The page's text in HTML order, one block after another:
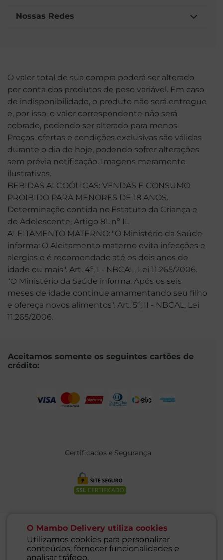
O Mambo Delivery utiliza cookies
Utilizamos cookies para personalizar
conteúdos, fornecer funcionalidades e
analisar tráfego.
Nossas Redes
O valor total de sua compra poderá ser alterado
por conta dos produtos de peso variável. Em caso
de indisponibilidade, o produto não será entregue
e, por isso, o valor correspondente não será
cobrado, podendo ser alterado para menos.
Preços, ofertas e condições exclusivas são válidas
durante o dia de hoje, podendo sofrer alterações
sem prévia notificação. Imagens meramente
ilustrativas.
BEBIDAS ALCOÓLICAS: VENDAS E CONSUMO
PROIBIDO PARA MENORES DE 18 ANOS.
Determinação contida no Estatuto da Criança e
do Adolescente, Artigo 81. nº II.
ALEITAMENTO MATERNO: "O Ministério da Saúde
informa: O Aleitamento materno evita infecções e
alergias e é recomendado até os dois anos de
idade ou mais". Art. 4º, I - NBCAL, Lei 11.265/2006.
"O Ministério da Saúde informa: Após os seis
meses de idade continue amamentando seu filho
e ofereça novos alimentos". Art. 5º, II - NBCAL, Lei
11.265/2006.
Aceitamos somente os seguintes cartões de
crédito:
Certificados e Segurança
@ 2021 MAMBO - TODOS OS DIREITOS RESERVADOS